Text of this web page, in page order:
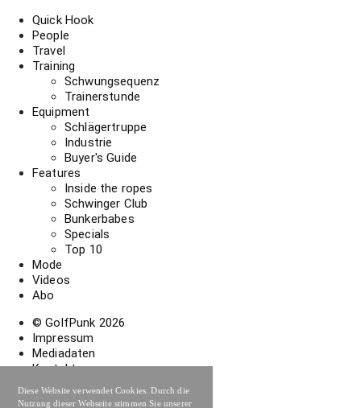
Diese Website verwendet Cookies. Durch die
Nutzung dieser Webseite stimmen Sie unserer
Quick Hook
People
Travel
Training
Schwungsequenz
Trainerstunde
Equipment
Schlägertruppe
Industrie
Buyer's Guide
Features
Inside the ropes
Schwinger Club
Bunkerbabes
Specials
Top 10
Mode
Videos
Abo
© GolfPunk 2026
Impressum
Mediadaten
Kontakt
Abonnement widerrufen
Datenschutzerklärung